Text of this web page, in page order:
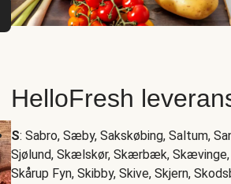
HelloFresh
S: Sabro, Sæby, Sakskøbing, Saltum,
Sjølund, Skælskør, Skærbæk, Skævinge,
Skårup Fyn, Skibby, Skive, Skjern,